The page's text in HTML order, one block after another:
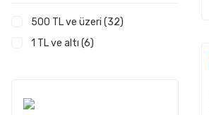
500 TL ve üzeri (32)
1 TL ve altı (6)